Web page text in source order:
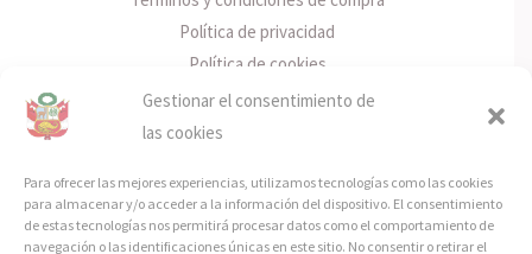
Gestionar el consentimiento de
las cookies
Para ofrecer las mejores experiencias, utilizamos tecnologías como las cookies
para almacenar y/o acceder a la información del dispositivo. El consentimiento
de estas tecnologías nos permitirá procesar datos como el comportamiento de
navegación o las identificaciones únicas en este sitio. No consentir o retirar el
Política de privacidad
Política de cookies
Info de Contacto
info@consuladoperugalicia.org
Facebook